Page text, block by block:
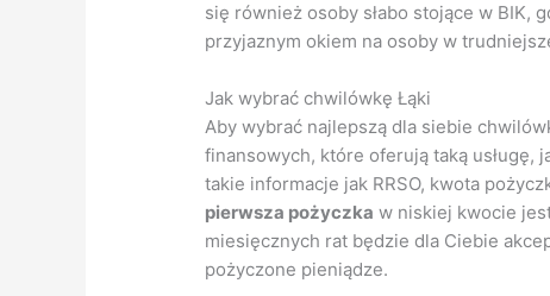
się również osoby słabo stojące w BIK,
przyjaznym okiem na osoby w
Jak wybrać chwilówkę Łąki
Aby wybrać najlepszą dla siebie
finansowych, które oferują taką usługę,
takie informacje jak RRSO, kwota
pierwsza pożyczka w niskiej kwocie
miesięcznych rat będzie dla Ciebie
pożyczone pieniądze.